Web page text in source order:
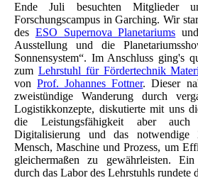
Ende Juli besuchten Mitglieder
Forschungscampus in Garching. Wir
des ESO Supernova Planetariums
Ausstellung und die
Sonnensystem“. Im Anschluss ging's
zum Lehrstuhl für Fördertechnik
vonProf. Johannes Fottner. Dieser
zweistündige Wanderung durch
Logistikkonzepte, diskutierte mit uns
die Leistungsfähigkeit aber
Digitalisierung und das notwendige
Mensch, Maschine und Prozess, um
gleichermaßen zu gewährleisten.
durch das Labor des Lehrstuhls rundete